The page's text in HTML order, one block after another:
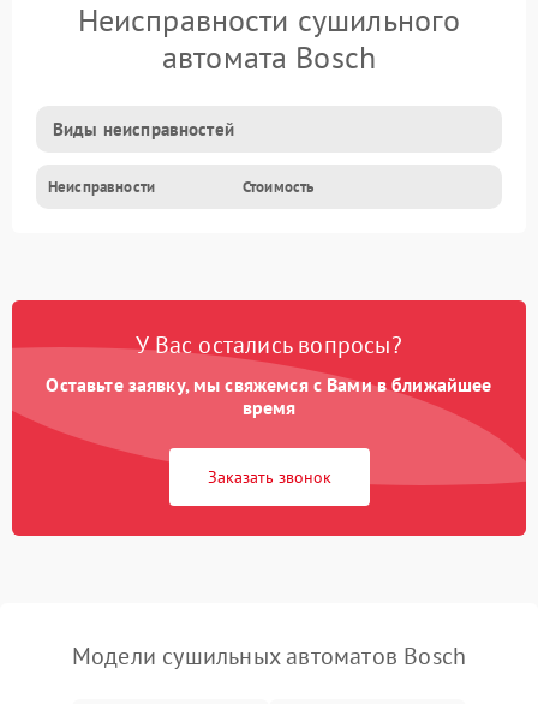
Неисправности сушильного
автомата Bosch
Виды неисправностей
Неисправности Стоимость
У Вас остались вопросы?
Оставьте заявку, мы свяжемся с Вами в ближайшее
время
Заказать звонок
Модели сушильных автоматов Bosch